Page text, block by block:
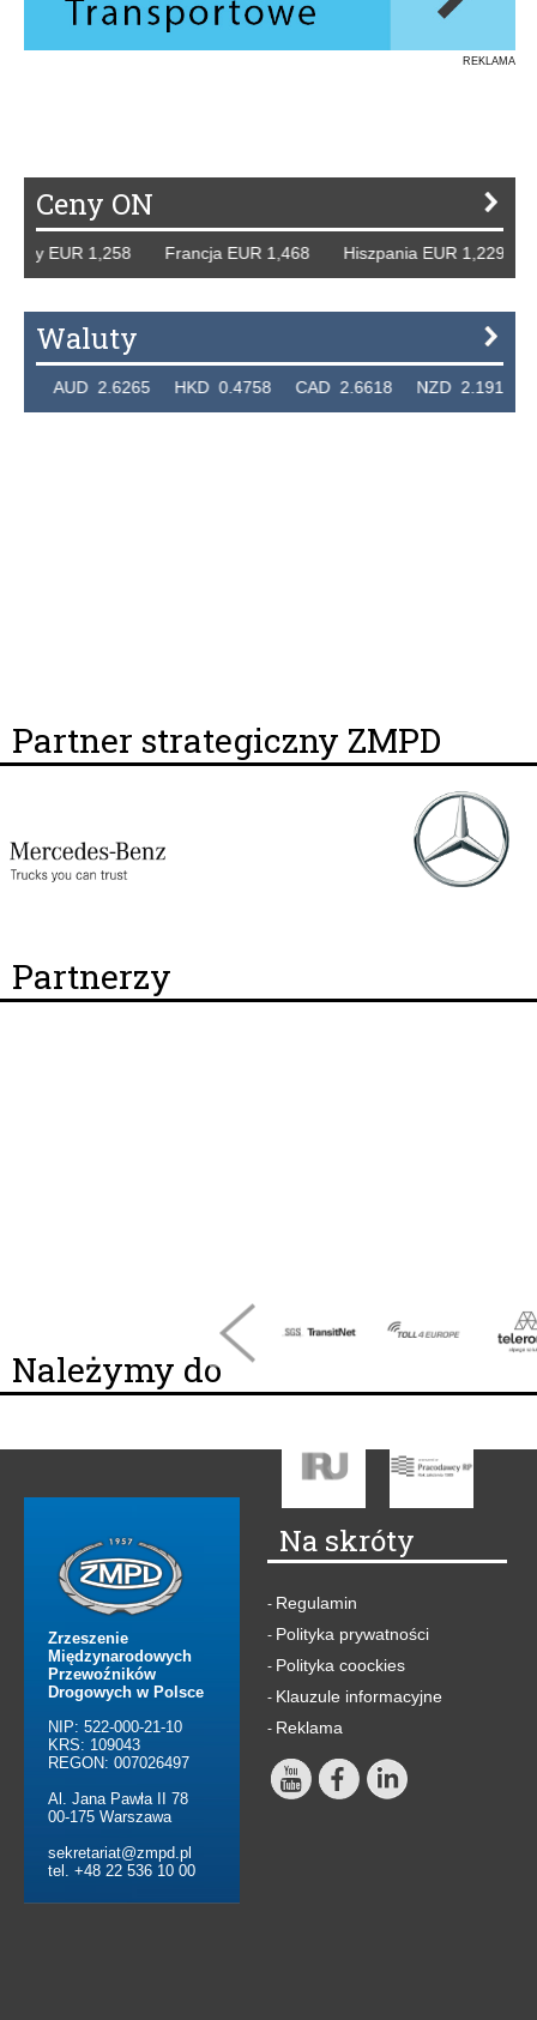
REKLAMA
Ceny ON
EUR 1,258 Francja EUR 1,468 Hiszpania EUR 1,229
Waluty
AUD 2.6265 HKD 0.4758 CAD 2.6618 NZD 2.1914
Partner strategiczny ZMPD
Partnerzy
Należymy do
Zrzeszenie
Międzynarodowych
Przewoźników
Drogowych w Polsce
NIP: 522-000-21-10
KRS: 109043
REGON: 007026497
Al. Jana Pawła II 78
00-175 Warszawa
sekretariat@zmpd.pl
tel. +48 22 536 10 00
Na skróty
- Regulamin
- Polityka prywatności
- Polityka coockies
- Klauzule informacyjne
- Reklama